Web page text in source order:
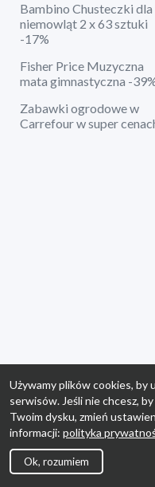
Bambino Chusteczki dla
niemowląt 2 x 63 sztuki
-17%
Fisher Price Muzyczna
mata gimnastyczna -
Zabawki ogrodowe w
Carrefour w super
Używamy plików cookies, by
serwisów. Jeśli nie chcesz,
Twoim dysku, zmień
informacji: polityka
Ok, rozumiem